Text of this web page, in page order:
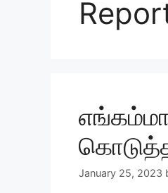
January 25, 2023